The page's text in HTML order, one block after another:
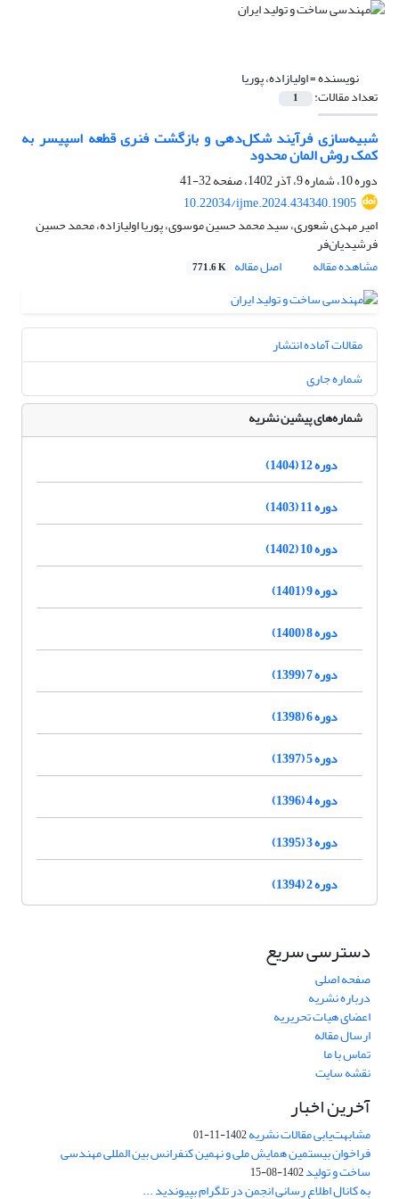
نویسنده =اولیازاده، پوریا
تعداد مقالات: 1
شبیه‌سازی فرآیند شکل‌دهی و بازگشت فنری قطعه اسپیسر به
کمک روش المان محدود
دوره 10، شماره 9، آذر 1402، صفحه
32-41
10.22034/ijme.2024.434340.1905
امیر مهدی شعوری، سید محمد حسین موسوی، پوریا اولیازاده، محمد حسین
فرشیدیان‌فر
مشاهده مقاله
اصل مقاله 771.6 K
مقالات آماده انتشار
شماره جاری
شماره‌های پیشین نشریه
دوره 12 (1404)
دوره 11 (1403)
دوره 10 (1402)
دوره 9 (1401)
دوره 8 (1400)
دوره 7 (1399)
دوره 6 (1398)
دوره 5 (1397)
دوره 4 (1396)
دوره 3 (1395)
دوره 2 (1394)
دسترسی سریع
صفحه اصلی
درباره نشریه
اعضای هیات تحریریه
ارسال مقاله
تماس با ما
نقشه سایت
آخرین اخبار
مشابهت‌یابی مقالات نشریه1402-11-01
فراخوان بیستمین همایش ملی و نهمین کنفرانس بین المللی مهندسی
ساخت و تولید1402-08-15
به کانال اطلاع رسانی انجمن در تلگرام بپیوندید ...